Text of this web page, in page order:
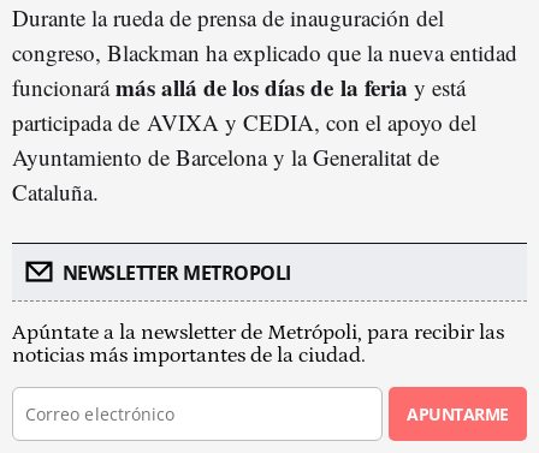
Durante la rueda de prensa de inauguración del
congreso, Blackman ha explicado que la nueva entidad
funcionarámás allá de los días de la feria y está
participada de AVIXA y CEDIA, con el apoyo del
Ayuntamiento de Barcelona y la Generalitat de
Cataluña.
NEWSLETTER METROPOLI
Apúntate a la newsletter de Metrópoli, para recibir las
noticias más importantes de la ciudad.
APUNTARME